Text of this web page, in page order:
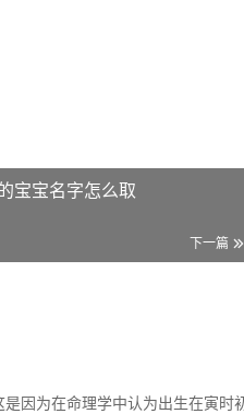
宝宝名字怎么取
下一篇
因为在命理学中认为出生在寅时